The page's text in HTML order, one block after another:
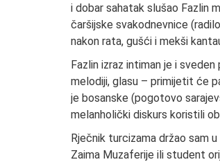
i dobar sahatak slušao Fazlin
čaršijske svakodnevnice
nakon rata, gušći i mekši
Fazlin izraz intiman je i
melodiji, glasu – primijetit će
je bosanske (pogotovo
melanholički diskurs koristili
Rječnik turcizama držao sam
Zaima Muzaferije ili student